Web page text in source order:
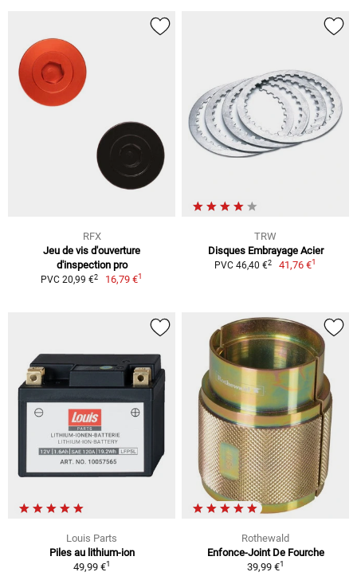
RFX
Jeu de vis d'ouverture
d'inspection pro
PVC 20,99 €2 16,79 €1
TRW
Disques Embrayage Acier
PVC 46,40 €2 41,76 €1
Louis Parts
Piles au lithium-ion
49,99 €1
Rothewald
Enfonce-Joint De Fourche
39,99 €1